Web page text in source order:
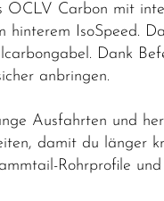
OCLV Carbon mit
IsoSpeed.
Dank
anbringen.
Ausfahrten und
damit du länger
Rohrprofile